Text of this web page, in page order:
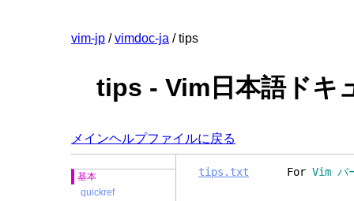
vim-jp /vimdoc-ja / tips
tips - Vim日本語ドキ
メインヘルプファイルに戻る
基本
quickref
tips.txt For Vim バ